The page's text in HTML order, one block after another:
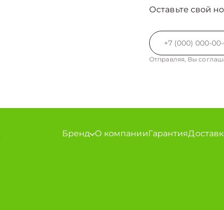
Оставьте свой
Отправляя, Вы
Бренд О компанииГарантия